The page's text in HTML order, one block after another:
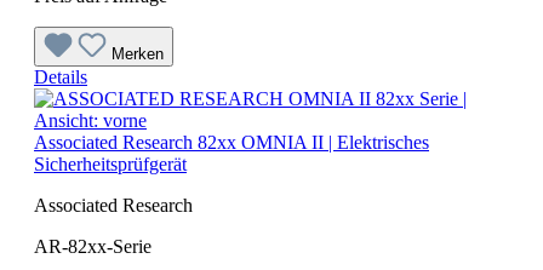
Merken
Details
Associated Research 82xx OMNIA II | Elektrisches
Sicherheitsprüfgerät
Associated Research
AR-82xx-Serie